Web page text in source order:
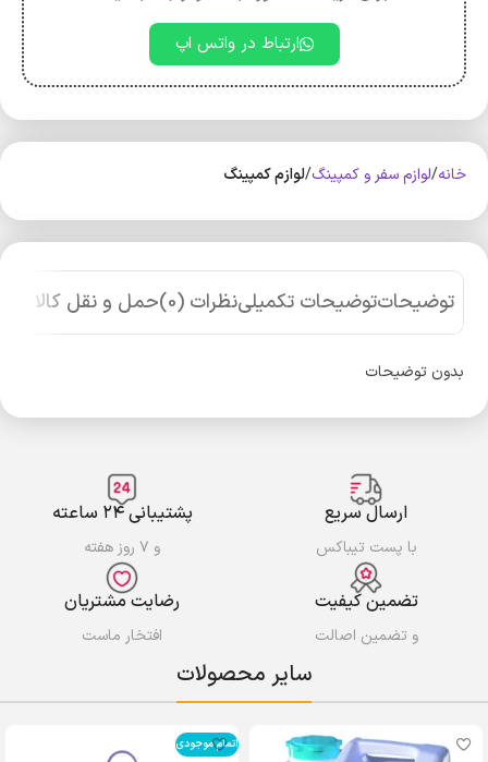
ارتباط در واتس اپ
خانه لوازم سفر و کمپینگ لوازم کمپینگ
توضیحاتتوضیحات تکمیلینظرات (0) حمل و نقل کالا
بدون توضیحات
ارسال سریع
با پست تیباکس
پشتیبانی ۲۴ ساعته
و ۷ روز هفته
تضمین کیفیت
و تضمین اصالت
رضایت مشتریان
افتخار ماست
سایر محصولات
اتمام موجودی